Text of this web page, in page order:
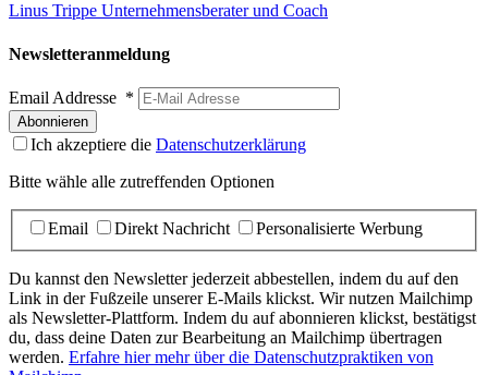
Linus Trippe Unternehmensberater und Coach
Newsletteranmeldung
Email Addresse *
Ich akzeptiere die Datenschutzerklärung
Bitte wähle alle zutreffenden Optionen
Email Direkt Nachricht Personalisierte Werbung
Du kannst den Newsletter jederzeit abbestellen, indem du auf den
Link in der Fußzeile unserer E-Mails klickst. Wir nutzen Mailchimp
als Newsletter-Plattform. Indem du auf abonnieren klickst, bestätigst
du, dass deine Daten zur Bearbeitung an Mailchimp übertragen
werden. Erfahre hier mehr über die Datenschutzpraktiken von